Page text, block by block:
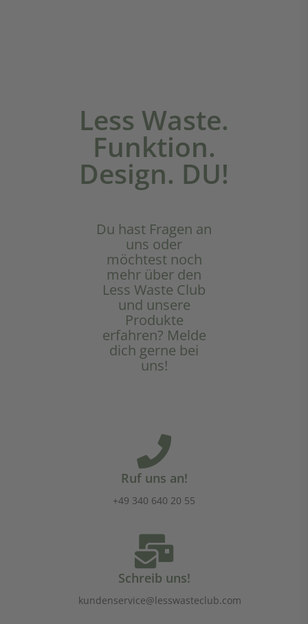
Less Waste.
Funktion.
Design. DU!
Du hast Fragen an
uns oder
möchtest noch
mehr über den
Less Waste Club
und unsere
Produkte
erfahren? Melde
dich gerne bei
uns!
Ruf uns an!
+49 340 640 20 55
Schreib uns!
kundenservice@lesswasteclub.com